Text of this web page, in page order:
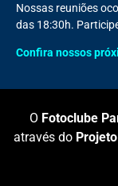
Nossas reuniões
das 18:30h.
Confira nossos
O Fotoclube
através do